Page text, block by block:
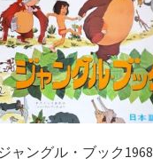
ャングル・ブック1968